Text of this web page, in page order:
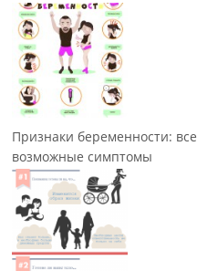
Признаки беременности: все
возможные симптомы